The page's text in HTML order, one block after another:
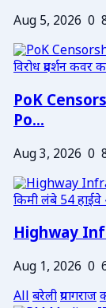
Aug 5, 2026 0
PoK
Po...
Aug 3, 2026 0
Highway
Aug 1, 2026 0
Allबरेलीप्रयागराज